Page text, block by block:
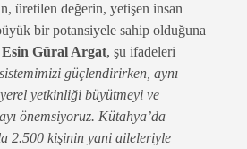
üretilen değerin, yetişen insan
bir potansiyele sahip olduğuna
Esin Güral Argat, şu ifadeleri
güçlendirirken, aynı
yetkinliği büyütmeyi ve
önemsiyoruz. Kütahya’da
2.500 kişinin yani aileleriyle